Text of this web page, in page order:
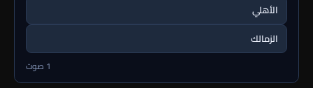
الأهلي
الزمالك
1 صوت